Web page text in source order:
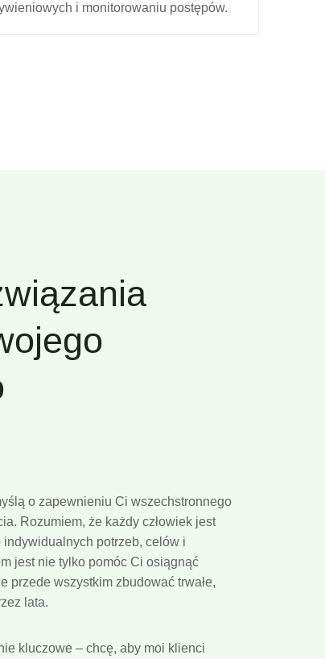
i monitorowaniu postępów.
o zapewnieniu Ci wszechstronnego
Rozumiem, że każdy człowiek jest
indywidualnych potrzeb, celów i
jest nie tylko pomóc Ci osiągnąć
przede wszystkim zbudować trwałe,
lata.
kluczowe – chcę, aby moi klienci